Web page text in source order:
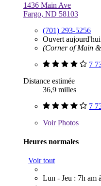
1436 Main Ave
Fargo, ND 58103
(701) 293-5256
Ouvert
(Corner of Main &
7
Distance estimée
36,9 milles
7
VoirPhotos
Heures normales
Voir tout
Lun - Jeu : 7h am